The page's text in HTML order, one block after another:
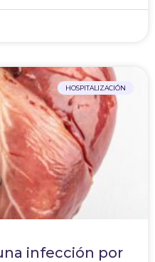
HOSPITALIZACIÓN
infección por